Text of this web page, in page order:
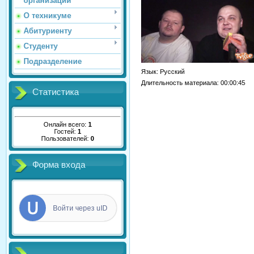
О техникуме
Абитуриенту
Студенту
Подразделение
Статистика
Онлайн всего: 1
Гостей: 1
Пользователей: 0
Форма входа
Войти через uID
Язык: Русский
Длительность материала: 00:00:45